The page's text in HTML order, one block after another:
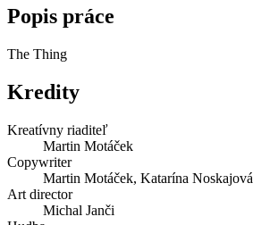
Popis práce
The Thing
Kredity
Kreatívny riaditeľ
Martin Motáček
Copywriter
Martin Motáček, Katarína Noskajová
Art director
Michal Janči